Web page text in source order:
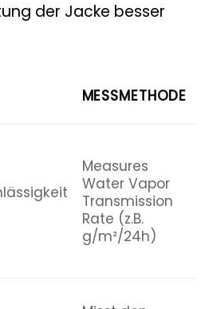
der Jacke besser
MESSMETHODE
Measures
Water Vapor
Transmission
Rate (z.B.
g/m²/24h)